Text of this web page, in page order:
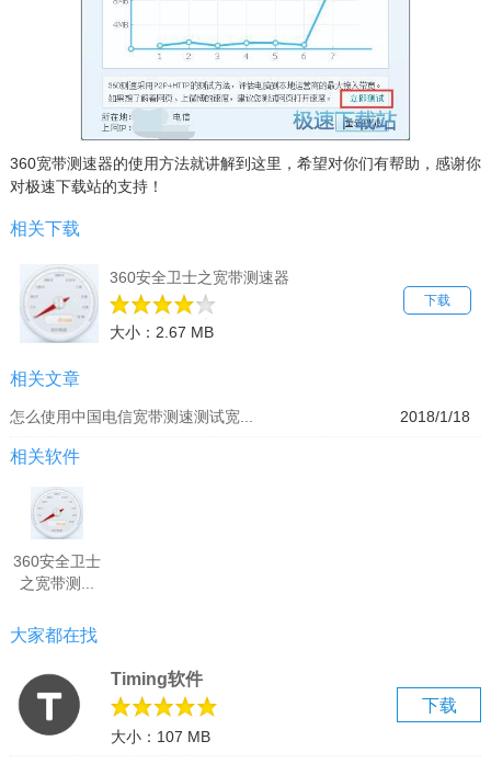
360宽带测速器的使用方法就讲解到这里，希望对你们有帮助，感谢你
对极速下载站的支持！
相关下载
下载
360安全卫士之宽带测速器
大小：2.67 MB
相关文章
2018/1/18
怎么使用中国电信宽带测速测试宽...
相关软件
360安全卫士
之宽带测...
大家都在找
下载
Timing软件
大小：107 MB